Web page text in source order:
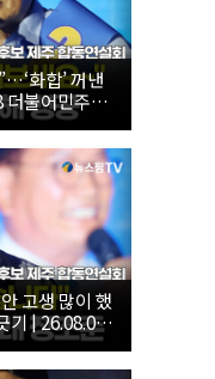
화합’ 꺼낸
더불어민주당
연설회
후보 제주 합